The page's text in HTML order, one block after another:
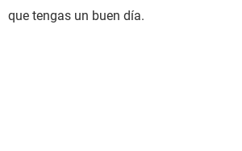
que tengas un buen día.